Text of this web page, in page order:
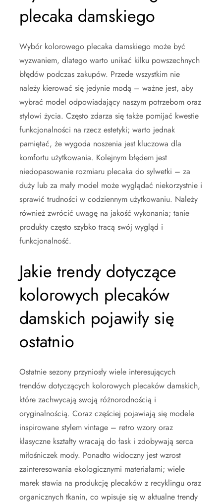
plecaka damskiego
Wybór kolorowego plecaka damskiego może być
wyzwaniem, dlatego warto unikać kilku powszechnych
błędów podczas zakupów. Przede wszystkim nie
należy kierować się jedynie modą – ważne jest, aby
wybrać model odpowiadający naszym potrzebom oraz
stylowi życia. Często zdarza się także pomijać kwestie
funkcjonalności na rzecz estetyki; warto jednak
pamiętać, że wygoda noszenia jest kluczowa dla
komfortu użytkowania. Kolejnym błędem jest
niedopasowanie rozmiaru plecaka do sylwetki – za
duży lub za mały model może wyglądać niekorzystnie i
sprawić trudności w codziennym użytkowaniu. Należy
również zwrócić uwagę na jakość wykonania; tanie
produkty często szybko tracą swój wygląd i
funkcjonalność.
Jakie trendy dotyczące
kolorowych plecaków
damskich pojawiły się
ostatnio
Ostatnie sezony przyniosły wiele interesujących
trendów dotyczących kolorowych plecaków damskich,
które zachwycają swoją różnorodnością i
oryginalnością. Coraz częściej pojawiają się modele
inspirowane stylem vintage – retro wzory oraz
klasyczne kształty wracają do łask i zdobywają serca
miłośniczek mody. Ponadto widoczny jest wzrost
zainteresowania ekologicznymi materiałami; wiele
marek stawia na produkcję plecaków z recyklingu oraz
organicznych tkanin, co wpisuje się w aktualne trendy